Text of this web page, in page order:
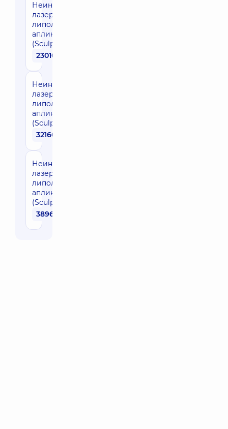
Неинвазивный
лазерный
липолиз 1
апликатор
(SculpSure)
23010 грн
Неинвазивный
лазерный
липолиз 2
апликатора
(SculpSure)
32160 грн
Неинвазивный
лазерный
липолиз 4
апликатора
(SculpSure)
38960 грн